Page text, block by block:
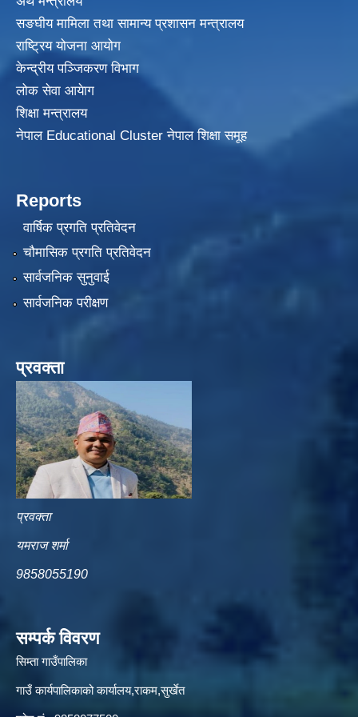
सङघीय मामिला तथा सामान्य प्रशासन मन्त्रालय
राष्ट्रिय योजना आयोग
केन्द्रीय पञ्जिकरण विभाग
लोक सेवा आयेाग
शिक्षा मन्त्रालय
नेपाल Educational Cluster नेपाल शिक्षा समूह
Reports
वार्षिक प्रगति प्रतिवेदन
चौमासिक प्रगति प्रतिवेदन
सार्वजनिक सुनुवाई
सार्वजनिक परीक्षण
प्रवक्ता
प्रवक्ता
यमराज शर्मा
9858055190
सम्पर्क विवरण
सिम्ता गाउँपालिका
गाउँ कार्यपालिकाको कार्यालय,राकम,सुर्खेत